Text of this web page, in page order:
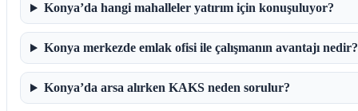
Konya’da hangi mahalleler yatırım için konuşuluyor?
Konya merkezde emlak ofisi ile çalışmanın avantajı nedir?
Konya’da arsa alırken KAKS neden sorulur?